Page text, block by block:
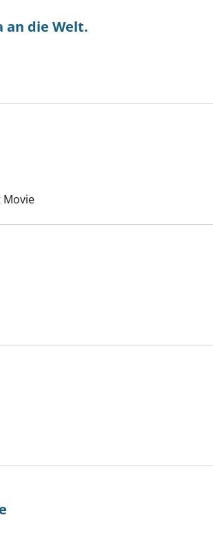
Lama an die Welt. anzeigen
an die Welt.
Movie
anzeigen
anzeigen